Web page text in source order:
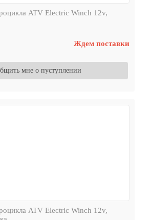
ATV Electric Winch 12v,
Ждем поставки
мне о пуступлении
ATV Electric Winch 12v,